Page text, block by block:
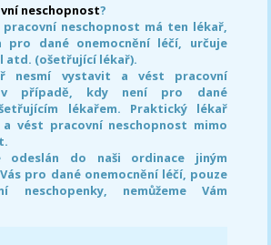
neschopnost?
neschopnost má ten lékař,
pro dané onemocnění léčí, určuje
atd. (ošetřující lékař).
nesmí vystavit a vést pracovní
v případě, kdy není pro dané
lékařem. Praktický lékař
vést pracovní neschopnost mimo
odeslán do naši ordinace jiným
pro dané onemocnění léčí, pouze
neschopenky, nemůžeme Vám